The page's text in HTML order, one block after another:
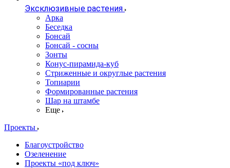
Эксклюзивные растения
Арка
Беседка
Бонсай
Бонсай - сосны
Зонты
Конус-пирамида-куб
Стриженные и округлые растения
Топиарии
Формированные растения
Шар на штамбе
Еще
Проекты
Благоустройство
Озеленение
Проекты «под ключ»